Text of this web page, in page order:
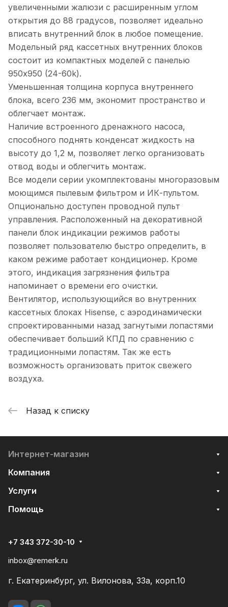
увеличенными жалюзи с расширенным углом
открытия до 88 градусов, позволяет идеально
вписать внутренний блок в любое помещение.
Модельный ряд кассетных внутренних блоков
состоит из компактных моделей с панелью
950х950 (24-60k).
Уменьшенная толщина корпуса внутреннего
блока, всего 236 мм, экономит пространство и
облегчает монтаж.
Наличие встроенного дренажного насоса,
способного поднять конденсат жидкость на
высоту до 1,2 м, позволяет легко организовать
отвод воды и облегчить монтаж.
Все модели серии укомплектованы многоразовым
моющимся пылевым фильтром и ИК-пультом.
Опционально доступен проводной пульт
управления. Расположенный на декоративной
панели блок индикации режимов работы
позволяет пользователю быстро определить, в
каком режиме работает кондиционер. Кроме
этого, индикация загрязнения фильтра
напоминает о времени его очистки.
Вентилятор, использующийся во внутренних
кассетных блоках Hisense, с аэродинамически
спроектированными назад загнутыми лопастями
обеспечивает больший КПД по сравнению с
традиционными лопастям. Так же есть
возможность организовать приток свежего
воздуха.
Назад к списку
Интернет-магазин
Компания
Услуги
Помощь
+7 343 372-30-10
inbox@remerk.ru
г. Екатеринбург, ул. Вилонова, 33а, корп.10